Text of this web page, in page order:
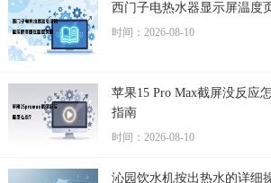
西门子电热水器显示屏温度
时间：2026-08-10
苹果15 Pro Max截屏没反应
指南
时间：2026-08-10
沁园饮水机按出热水的详细